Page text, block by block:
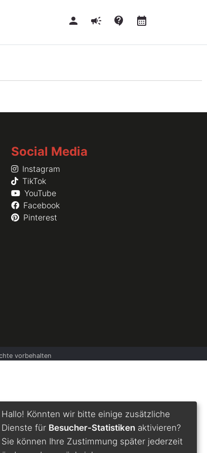
person campaign contact_support calendar_month
Social Media
Instagram
TikTok
YouTube
Facebook
Pinterest
vorbehalten
Hallo! Könnten wir bitte einige zusätzliche
Dienste für Besucher-Statistiken aktivieren?
Sie können Ihre Zustimmung später jederzeit